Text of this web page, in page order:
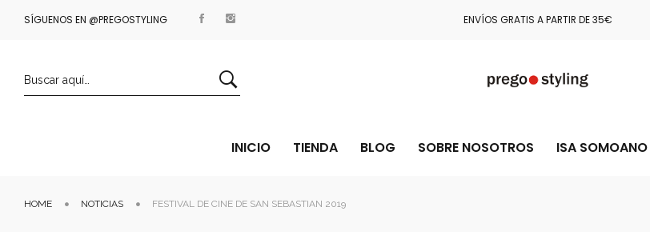
SÍGUENOS EN @PREGOSTYLINGENVÍOS EN 24/48 HORAS ENVÍOS GRATIS A PARTIR DE 35€
INICIO TIENDA BLOG SOBRE NOSOTROS ISA SOMOANO
HOME NOTICIAS FESTIVAL DE CINE DE SAN SEBASTIAN 2019